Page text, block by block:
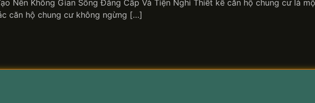
Nên Không Gian Sống Đẳng Cấp Và Tiện Nghi Thiết kế căn hộ chung cư là
căn hộ chung cư không ngừng […]